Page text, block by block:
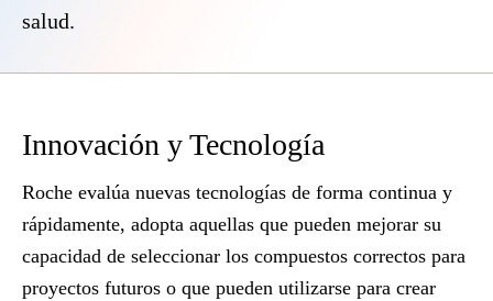
salud.
Innovación y Tecnología
Roche evalúa nuevas tecnologías de forma continua y
rápidamente, adopta aquellas que pueden mejorar su
capacidad de seleccionar los compuestos correctos para
proyectos futuros o que pueden utilizarse para crear